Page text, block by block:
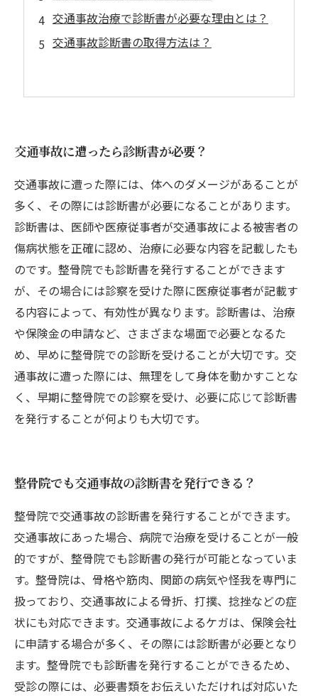
交通事故治療で診断書が必要な理由とは？
交通事故診断書の取得方法は？
交通事故に遭ったら診断書が必要？
交通事故に遭った際には、体へのダメージがあることが
多く、その際には診断書が必要になることがあります。
診断書は、医師や医療従事者が交通事故による被害者の
傷病状態を正確に認め、治療に必要な内容を記載したも
のです。整骨院でも診断書を発行することができます
が、その場合には診察を受けた際に医療従事者が記載す
る内容によって、有効性が異なります。診断書は、治療
や保険金の申請など、さまざまな場面で必要となるた
め、早めに整骨院での診断を受けることが大切です。交
通事故に遭った際には、無理をして身体を動かすことな
く、早期に整骨院での診察を受け、必要に応じて診断書
を発行することが何よりも大切です。
整骨院でも交通事故の診断書を発行できる？
整骨院で交通事故の診断書を発行することができます。
交通事故にあった場合、病院で治療を受けることが一般
的ですが、整骨院でも診断書の発行が可能となっていま
す。整骨院は、骨格や筋肉、関節の病気や怪我を専門に
扱っており、交通事故による骨折、打撲、捻挫などの症
状にも対応できます。交通事故によるケガは、保険会社
に申請する場合が多く、その際には診断書が必要となり
ます。整骨院でも診断書を発行することができるため、
受診の際には、必要書類をお伝えいただければ対応いた